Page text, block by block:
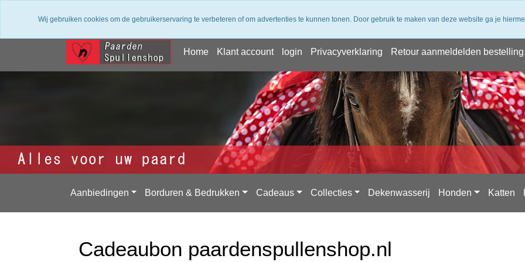
Home Klant account login Privacyverklaring Retour aanmeldelden bestelling.
Aanbiedingen Borduren & Bedrukken Cadeaus Collecties Dekenwasserij Honden Katten
Cadeaubon paardenspullenshop.nl
Wij gebruiken cookies om de gebruikerservaring te verbeteren of om advertenties te kunnen tonen. Door gebruik te maken van deze website ga je